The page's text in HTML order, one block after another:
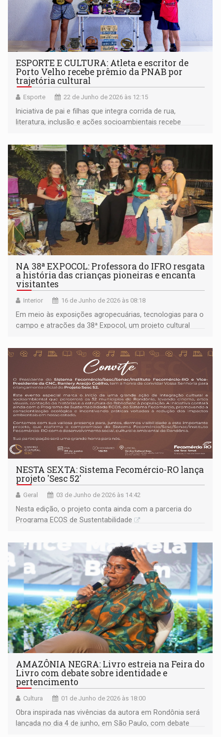
ESPORTE E CULTURA: Atleta e escritor de
Porto Velho recebe prêmio da PNAB por
trajetória cultural
Esporte 22 de Junho de 2026 às 12:15
Iniciativa de pai e filhas que integra corrida de rua,
literatura, inclusão e ações socioambientais recebe
NA 38ª EXPOCOL: Professora do IFRO resgata
a história das crianças pioneiras e encanta
visitantes
Interior 16 de Junho de 2026 às 08:18
Em meio às exposições agropecuárias, tecnologias para o
campo e atrações da 38ª Expocol, um projeto cultural
NESTA SEXTA: Sistema Fecomércio-RO lança
projeto 'Sesc 52'
Geral 03 de Junho de 2026 às 14:42
Nesta edição, o projeto conta ainda com a parceria do
Programa ECOS de Sustentabilidade
AMAZÔNIA NEGRA: Livro estreia na Feira do
Livro com debate sobre identidade e
pertencimento
Cultura 01 de Junho de 2026 às 18:00
Obra inspirada nas vivências da autora em Rondônia será
lançada no dia 4 de junho, em São Paulo, com debate